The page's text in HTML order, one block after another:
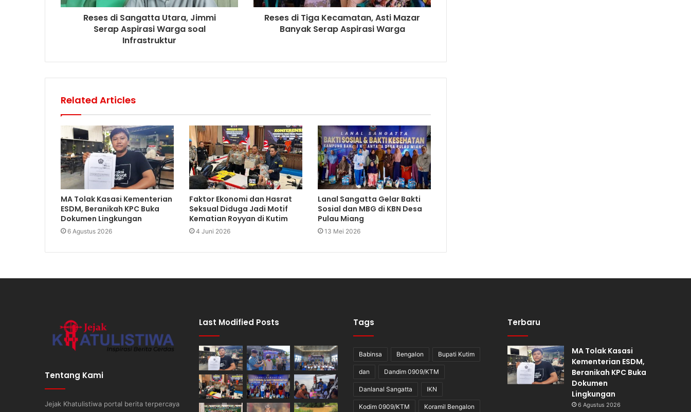
Reses di Sangatta Utara, Jimmi
Serap Aspirasi Warga soal
Infrastruktur
Reses di Tiga Kecamatan, Asti Mazar
Banyak Serap Aspirasi Warga
Related Articles
MA Tolak Kasasi Kementerian
ESDM, Beranikah KPC Buka
Dokumen Lingkungan
6 Agustus 2026
Faktor Ekonomi dan Hasrat
Seksual Diduga Jadi Motif
Kematian Royyan di Kutim
4 Juni 2026
Lanal Sangatta Gelar Bakti
Sosial dan MBG di KBN Desa
Pulau Miang
13 Mei 2026
Tentang Kami
Jejak Khatulistiwa portal berita terpercaya
Last Modified Posts Tags
Babinsa Bengalon Bupati Kutim
dan Dandim 0909/KTM
Danlanal Sangatta IKN
Kodim 0909/KTM Koramil Bengalon
Terbaru
MA Tolak Kasasi
Kementerian ESDM,
Beranikah KPC Buka
Dokumen
Lingkungan
6 Agustus 2026